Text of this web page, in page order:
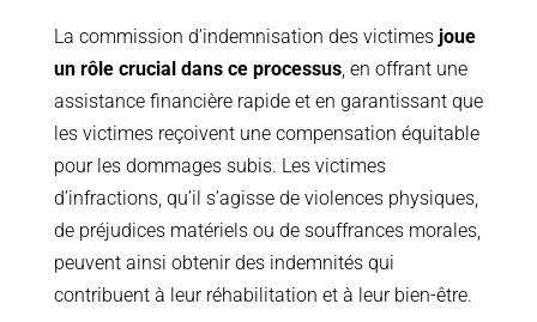
La commission d’indemnisation des victimes joue
un rôle crucial dans ce processus, en offrant une
assistance financière rapide et en garantissant que
les victimes reçoivent une compensation équitable
pour les dommages subis. Les victimes
d’infractions, qu’il s’agisse de violences physiques,
de préjudices matériels ou de souffrances morales,
peuvent ainsi obtenir des indemnités qui
contribuent à leur réhabilitation et à leur bien-être.